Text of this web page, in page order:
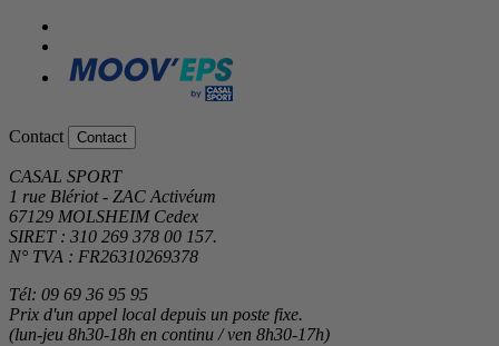
Contact Contact
CASAL SPORT
1 rue Blériot - ZAC Activéum
67129 MOLSHEIM Cedex
SIRET : 310 269 378 00 157.
N° TVA : FR26310269378
Tél: 09 69 36 95 95
Prix d'un appel local depuis un poste fixe.
(lun-jeu 8h30-18h en continu / ven 8h30-17h)